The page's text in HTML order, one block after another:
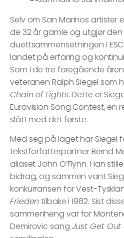
Selv om San Marinos artister
de 32 år gamle og utgjør
duettsammensetningen i
landet på erfaring og
Som i de tre foregående
veteranen Ralph Siegel som
Chain of Lights. Dette er
Eurovision Song Contest, en
slått med det første.
Med seg på laget har Siegel
tekstforfatterpartner Bernd
aliaset John O’Flynn. Han
bidrag, og sammen vant
konkurransen for Vest-
Frieden tilbake i 1982. Sist
sammenheng var for
Demirovic sang Just Get Out